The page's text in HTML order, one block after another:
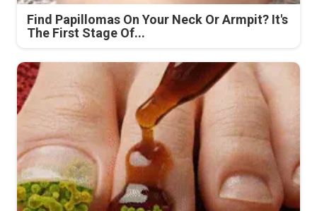
Find Papillomas On Your Neck Or Armpit? It's
The First Stage Of...